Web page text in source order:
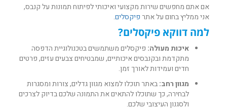
אם אתם מחפשים שירות מקצועי ואיכותי לפיתוח תמונות על קנבס,
אני ממליץ בחום על אתרפיקסלים.
למה דווקא פיקסלים?
איכות מעולה: פיקסלים משתמשים בטכנולוגיית הדפסה
מתקדמת ובקנבסים איכותיים, שמבטיחים צבעים עזים, פרטים
חדים ועמידות לאורך זמן.
מגוון רחב:באתר תוכלו למצוא מגוון גדלים, צורות ומסגרות
לבחירה, כך שתוכלו להתאים את התמונה שלכם בדיוק לצרכים
ולסגנון העיצובי שלכם.